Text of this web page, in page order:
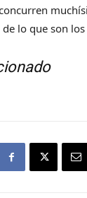
de lo que son